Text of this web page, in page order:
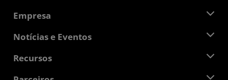
Empresa
Sobre a AMD
Responsibilidade Corporativa
Oportunidades de Emprego
Notícias e Eventos
Sala de Imprensa
Recursos
Central do desenvolvedor